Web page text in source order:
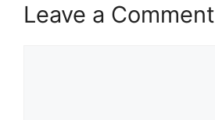
Leave a Comment